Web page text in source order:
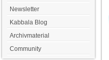
Newsletter
Kabbala Blog
Archivmaterial
Community